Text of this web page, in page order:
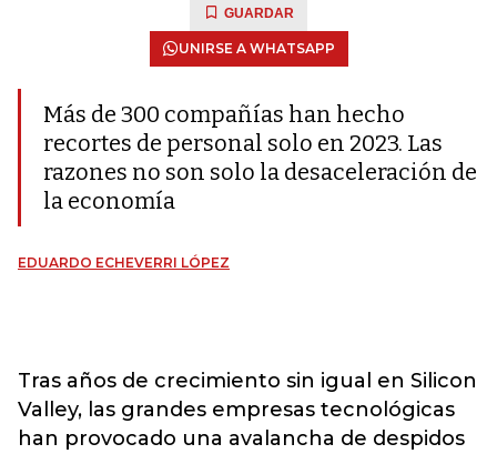
GUARDAR
UNIRSE A WHATSAPP
Más de 300 compañías han hecho
recortes de personal solo en 2023. Las
razones no son solo la desaceleración de
la economía
EDUARDO ECHEVERRI LÓPEZ
Tras años de crecimiento sin igual en Silicon
Valley, las grandes empresas tecnológicas
han provocado una avalancha de despidos